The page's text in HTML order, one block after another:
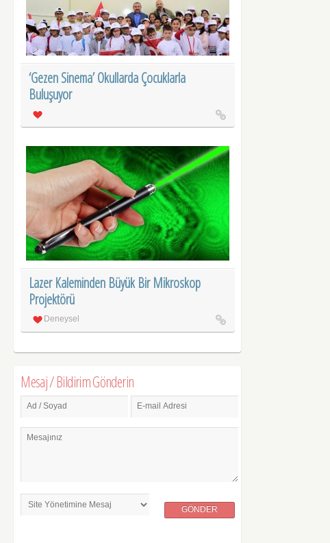
‘Gezen Sinema’ Okullarda Çocuklarla
Buluşuyor
Lazer Kaleminden Büyük Bir Mikroskop
Projektörü
Deneysel
Mesaj / Bildirim Gönderin
Ad / Soyad E-mail Adresi
Mesajınız
GÖNDER